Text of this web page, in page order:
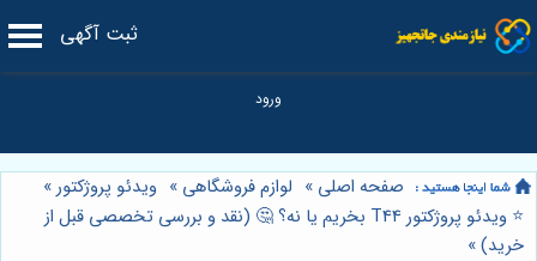
ثبت آگهی
صفحه اصلی » لوازم فروشگاهی » ویدئو پروژکتور»
⭐️ ویدئو پروژکتور T44 بخریم یا نه؟ 🤔 (نقد و بررسی تخصصی قبل از
خرید)»